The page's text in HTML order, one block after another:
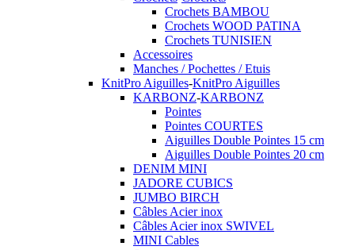
Crochets BAMBOU
Crochets WOOD PATINA
Crochets TUNISIEN
Accessoires
Manches / Pochettes / Etuis
KnitPro Aiguilles-KnitPro Aiguilles
KARBONZ-KARBONZ
Pointes
Pointes COURTES
Aiguilles Double Pointes 15 cm
Aiguilles Double Pointes 20 cm
DENIM MINI
JADORE CUBICS
JUMBO BIRCH
Câbles Acier inox
Câbles Acier inox SWIVEL
MINI Cables